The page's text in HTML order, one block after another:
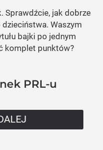
Sprawdźcie, jak dobrze
Waszym
bajki po jednym
komplet punktów?
PRL-u